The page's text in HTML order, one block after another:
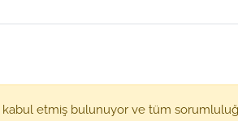
kabul etmiş bulunuyor ve tüm